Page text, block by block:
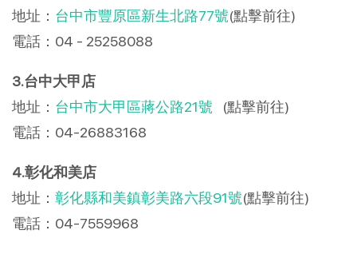
地址： 台中市豐原區新生北路77號(點擊前往)
電話：04 - 25258088
3.台中大甲店
地址： 台中市大甲區蔣公路21號 (點擊前往)
電話： 04-26883168
4.彰化和美店
地址： 彰化縣和美鎮彰美路六段91號(點擊前往)
電話：04-7559968